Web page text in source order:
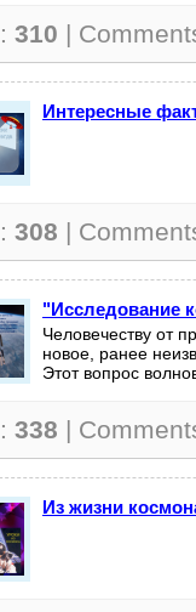
310 |
Интересные
308 |
"Исследование
Человечеству от
новое, ранее
Этот вопрос
338 |
Из жизни